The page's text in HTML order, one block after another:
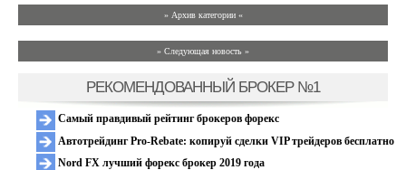
» Архив категории «
» Следующая новость »
РЕКОМЕНДОВАННЫЙ БРОКЕР №1
Самый правдивый рейтинг брокеров форекс
Автотрейдинг Pro-Rebate: копируй сделки VIP трейдеров бесплатно
Nord FX лучший форекс брокер 2019 года